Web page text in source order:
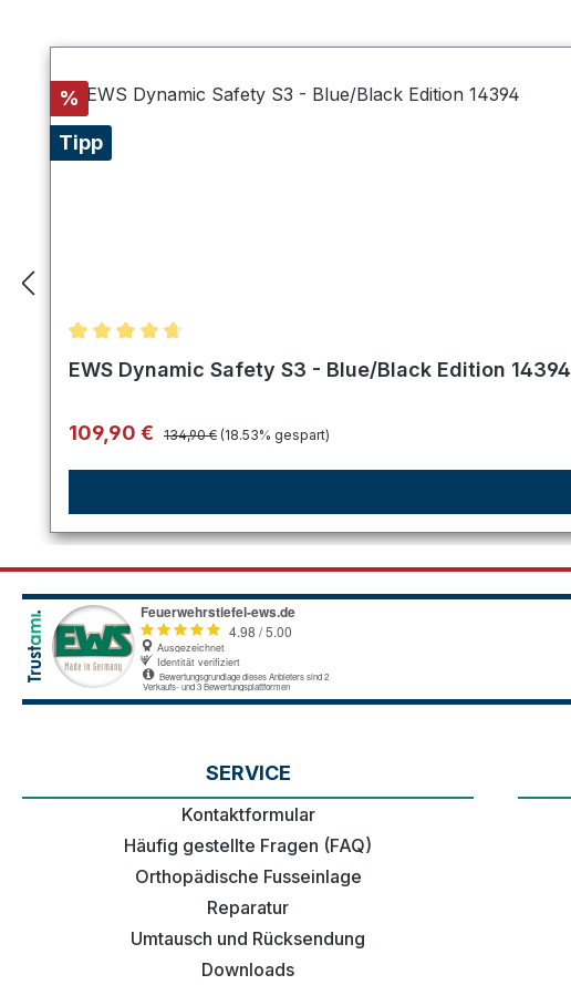
Rabatt
%
Tipp
Durchschnittliche Bewertung von 4.75 von 5 Sternen
EWS Dynamic Safety S3 - Blue/Black Edition 14394
Verkaufspreis:
109,90 € Regulärer Preis:
134,90 € (18.53% gespart)
SERVICE
Kontaktformular
Häufig gestellte Fragen (FAQ)
Orthopädische Fusseinlage
Reparatur
Umtausch und Rücksendung
Downloads